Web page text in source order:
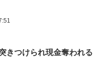
きつけられ現金奪われる